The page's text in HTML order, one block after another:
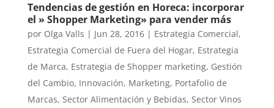
Tendencias de gestión en Horeca: incorporar
el » Shopper Marketing» para vender más
por Olga Valls | Jun 28, 2016| Estrategia Comercial,
Estrategia Comercial de Fuera del Hogar, Estrategia
de Marca, Estrategia de Shopper marketing, Gestión
del Cambio, Innovación, Marketing, Portafolio de
Marcas, Sector Alimentación y Bebidas, Sector Vinos